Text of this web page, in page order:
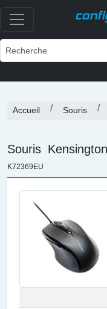
Accueil Souris
Souris
K72369EU